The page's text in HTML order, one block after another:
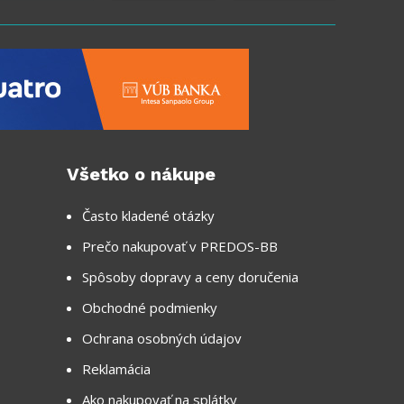
Všetko o nákupe
Často kladené otázky
Prečo nakupovať v PREDOS-BB
Spôsoby dopravy a ceny doručenia
Obchodné podmienky
Ochrana osobných údajov
Reklamácia
Ako nakupovať na splátky